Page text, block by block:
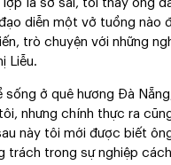
lợp lá sơ sài, tôi thấy ông
diễn một vở tuồng nào
trò chuyện với những
Liễu.
sống ở quê hương Đà
nhưng chính thực ra
này tôi mới được biết
trách trong sự nghiệp